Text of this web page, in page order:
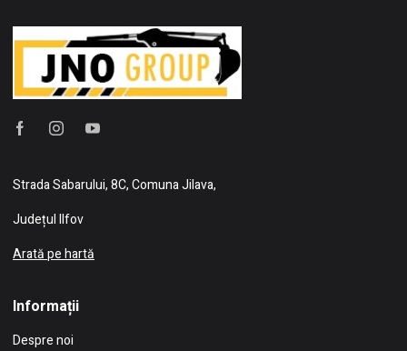
Strada Sabarului, 8C, Comuna Jilava,
Județul Ilfov
Arată pe hartă
Informații
Despre noi